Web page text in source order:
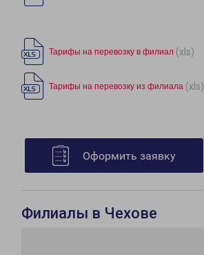
Тарифы на перевозку в филиал (xls)
Тарифы на перевозку из филиала (xls)
Оформить заявку
Филиалы в Чехове